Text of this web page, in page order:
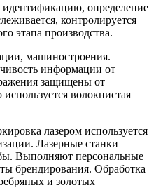
идентификацию, определение
контролируется
этапа производства.
машиностроения.
информации от
защищены от
волокнистая
лазером используется
Лазерные станки
Выполняют персональные
брендирования. Обработка
и золотых